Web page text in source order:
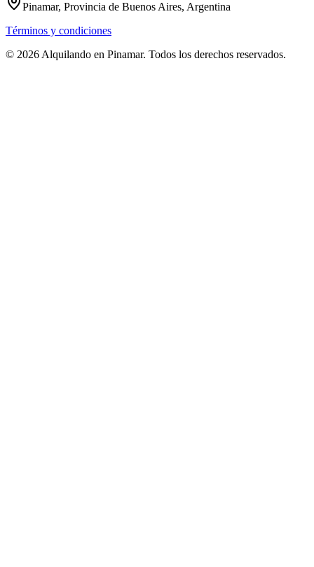
Pinamar, Provincia de Buenos Aires, Argentina
Términos y condiciones
© 2026 Alquilando en Pinamar. Todos los derechos reservados.